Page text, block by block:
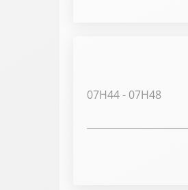
07H44- 07H48